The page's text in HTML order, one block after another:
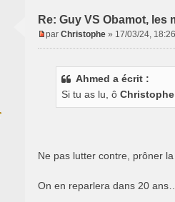
Re: Guy VS Obamot,
n
u
par Christophe » 17/03/24, 18:26
Ahmed a écrit :
Si tu as lu, ô Christophe
Ne pas lutter contre, prôner
On en reparlera dans 20 ans…